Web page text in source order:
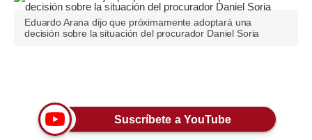
Editorial
Tendencias
Lujo
Eduardo Arana dijo que próximamente adoptará una
decisión sobre la situación del procurador Daniel Soria
Suscríbete a YouTube